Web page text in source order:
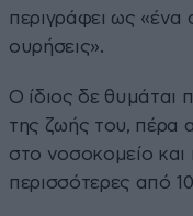
περιγράφει ως
ουρήσεις».
Ο ίδιος δε θυμάται
της ζωής του, πέρα
στο νοσοκομείο
περισσότερες από